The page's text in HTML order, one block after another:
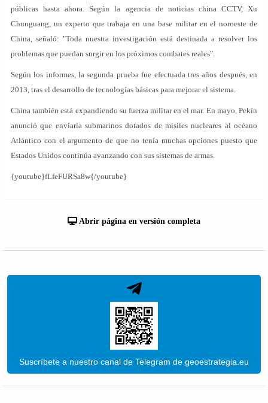
públicas hasta ahora. Según la agencia de noticias china CCTV, Xu
Chunguang, un experto que trabaja en una base militar en el noroeste de
China, señaló: "Toda nuestra investigación está destinada a resolver los
problemas que puedan surgir en los próximos combates reales".
Según los informes, la segunda prueba fue efectuada tres años después, en
2013, tras el desarrollo de tecnologías básicas para mejorar el sistema.
China también está expandiendo su fuerza militar en el mar. En mayo, Pekín
anunció que enviaría submarinos dotados de misiles nucleares al océano
Atlántico con el argumento de que no tenía muchas opciones puesto que
Estados Unidos continúa avanzando con sus sistemas de armas.
{youtube}fLfeFURSa8w{/youtube}
Abrir página en versión completa
Suscríbete a nuestro canal de Telegram de geoestrategia.eu